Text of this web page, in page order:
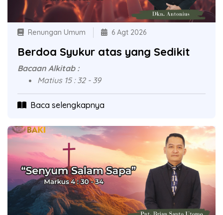
Renungan Umum 6 Agt 2026
Berdoa Syukur atas yang Sedikit
Bacaan Alkitab :
Matius 15 : 32 - 39
Baca selengkapnya